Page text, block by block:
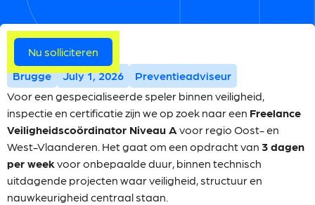
Meer vacatures
Brugge July 1, 2026
Preventieadviseur
Voor een gespecialiseerde speler binnen veiligheid,
inspectie en certificatie zijn we op zoek naar een Freelance
Veiligheidscoördinator Niveau A voor regio Oost- en
West-Vlaanderen. Het gaat om een opdracht van 3 dagen
per week voor onbepaalde duur, binnen technisch
uitdagende projecten waar veiligheid, structuur en
nauwkeurigheid centraal staan.
Nu solliciteren